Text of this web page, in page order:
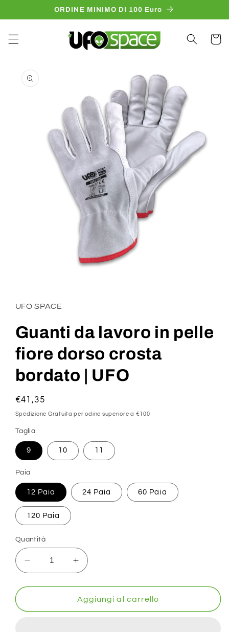
direttamente
ai contenuti
ORDINE MINIMO DI 100 Euro
Carrello
informazioni
sul prodotto
1
in
modale
UFO SPACE
Guanti da lavoro in pelle
fiore dorso crosta
bordato | UFO
Prezzo
di
€41,35
Spedizione Gratuita per odine superiore a €100
Taglia
9 10 11
Paia
12 Paia 24 Paia 60 Paia
120 Paia
Quantità
Diminuisci
quantità
per
da
Aumenta
quantità
per
Guanti
da
Aggiungi al carrello